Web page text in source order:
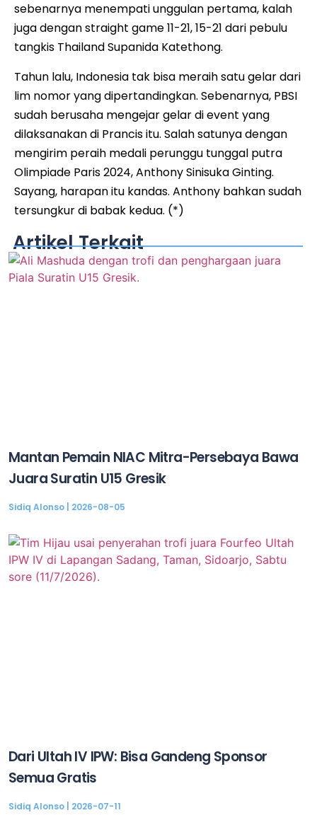
sebenarnya menempati unggulan pertama, kalah
juga dengan straight game 11-21, 15-21 dari pebulu
tangkis Thailand Supanida Katethong.
Tahun lalu, Indonesia tak bisa meraih satu gelar dari
lim nomor yang dipertandingkan. Sebenarnya, PBSI
sudah berusaha mengejar gelar di event yang
dilaksanakan di Prancis itu. Salah satunya dengan
mengirim peraih medali perunggu tunggal putra
Olimpiade Paris 2024, Anthony Sinisuka Ginting.
Sayang, harapan itu kandas. Anthony bahkan sudah
tersungkur di babak kedua. (*)
Artikel Terkait
Mantan Pemain NIAC Mitra-Persebaya Bawa
Juara Suratin U15 Gresik
Sidiq Alonso 2026-08-05
Dari Ultah IV IPW: Bisa Gandeng Sponsor
Semua Gratis
Sidiq Alonso 2026-07-11